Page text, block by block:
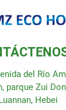
del Río
parque Zui
Hebei